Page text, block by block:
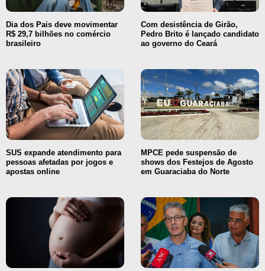
Dia dos Pais deve movimentar
R$ 29,7 bilhões no comércio
brasileiro
Com desistência de Girão,
Pedro Brito é lançado candidato
ao governo do Ceará
SUS expande atendimento para
pessoas afetadas por jogos e
apostas online
MPCE pede suspensão de
shows dos Festejos de Agosto
em Guaraciaba do Norte